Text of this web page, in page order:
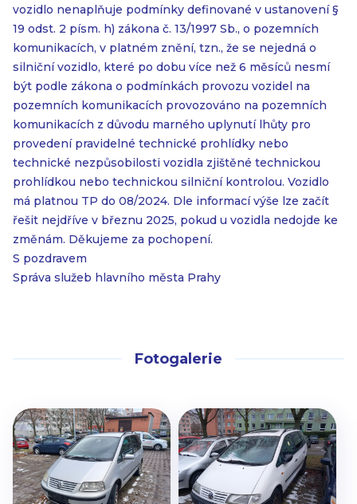
vozidlo nenaplňuje podmínky definované v ustanovení §
19 odst. 2 písm. h) zákona č. 13/1997 Sb., o pozemních
komunikacích, v platném znění, tzn., že se nejedná o
silniční vozidlo, které po dobu více než 6 měsíců nesmí
být podle zákona o podmínkách provozu vozidel na
pozemních komunikacích provozováno na pozemních
komunikacích z důvodu marného uplynutí lhůty pro
provedení pravidelné technické prohlídky nebo
technické nezpůsobilosti vozidla zjištěné technickou
prohlídkou nebo technickou silniční kontrolou. Vozidlo
má platnou TP do 08/2024. Dle informací výše lze začít
řešit nejdříve v březnu 2025, pokud u vozidla nedojde ke
změnám. Děkujeme za pochopení.
S pozdravem
Správa služeb hlavního města Prahy
Fotogalerie